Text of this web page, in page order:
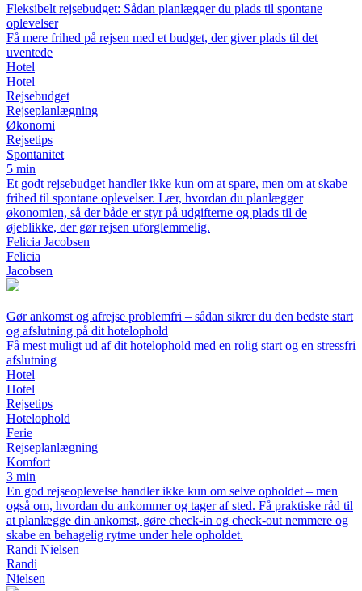
Fleksibelt rejsebudget: Sådan planlægger du plads til spontane
oplevelser
Få mere frihed på rejsen med et budget, der giver plads til det
uventede
Hotel
Hotel
Rejsebudget
Rejseplanlægning
Økonomi
Rejsetips
Spontanitet
5 min
Et godt rejsebudget handler ikke kun om at spare, men om at skabe
frihed til spontane oplevelser. Lær, hvordan du planlægger
økonomien, så der både er styr på udgifterne og plads til de
øjeblikke, der gør rejsen uforglemmelig.
Felicia Jacobsen
Felicia
Jacobsen
Gør ankomst og afrejse problemfri – sådan sikrer du den bedste start
og afslutning på dit hotelophold
Få mest muligt ud af dit hotelophold med en rolig start og en stressfri
afslutning
Hotel
Hotel
Rejsetips
Hotelophold
Ferie
Rejseplanlægning
Komfort
3 min
En god rejseoplevelse handler ikke kun om selve opholdet – men
også om, hvordan du ankommer og tager af sted. Få praktiske råd til
at planlægge din ankomst, gøre check-in og check-out nemmere og
skabe en behagelig rytme under hele opholdet.
Randi Nielsen
Randi
Nielsen